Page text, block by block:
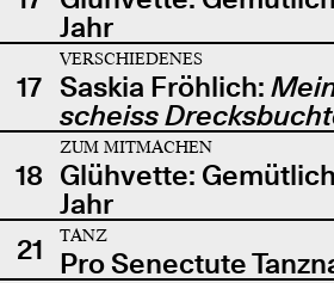
Jahr
17
VERSCHIEDENES
Saskia Fröhlich:
scheiss
18
ZUM MITMACHEN
Glühvette:
Jahr
21
TANZ
Pro Senectute